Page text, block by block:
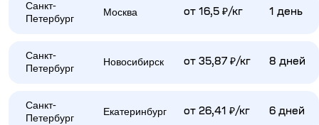
Санкт-
Петербург
Москва от 16,5 ₽/кг 1 день
Санкт-
Петербург
Новосибирск от 35,87 ₽/кг 8 дней
Санкт-
Петербург
Екатеринбург от 26,41 ₽/кг 6 дней